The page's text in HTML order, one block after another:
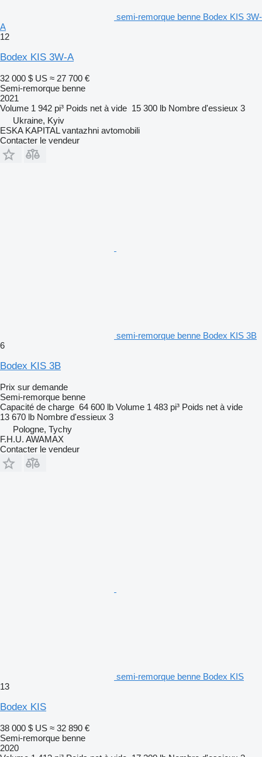
semi-remorque benne Bodex KIS 3W-
A
12
Bodex KIS 3W-A
32 000 $ US ≈ 27 700 €
Semi-remorque benne
2021
Volume 1 942 pi³ Poids net à vide 15 300 lb Nombre d'essieux 3
Ukraine, Kyiv
ESKA KAPITAL vantazhni avtomobili
Contacter le vendeur
semi-remorque benne Bodex KIS 3B
6
Bodex KIS 3B
Prix sur demande
Semi-remorque benne
Capacité de charge 64 600 lb Volume 1 483 pi³ Poids net à vide
13 670 lb Nombre d'essieux 3
Pologne, Tychy
F.H.U. AWAMAX
Contacter le vendeur
semi-remorque benne Bodex KIS
13
Bodex KIS
38 000 $ US ≈ 32 890 €
Semi-remorque benne
2020